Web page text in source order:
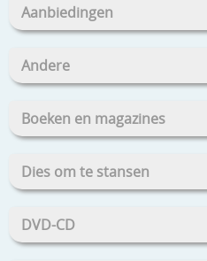
Aanbiedingen
Andere
Boeken en magazines
Dies om te stansen
DVD-CD